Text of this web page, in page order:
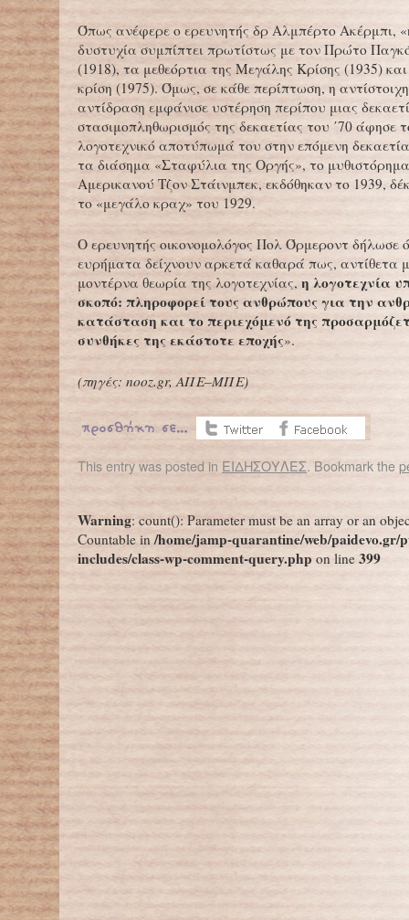
Όπως ανέφερε ο ερευνητής δρ Αλμπέρτο Ακέρμπι,
δυστυχία συμπίπτει πρωτίστως με τον Πρώτο
(1918), τα μεθεόρτια της Μεγάλης Κρίσης (1935)
κρίση (1975). Όμως, σε κάθε περίπτωση, η
αντίδραση εμφάνισε υστέρηση περίπου μιας
στασιμοπληθωρισμός της δεκαετίας του ΄70 άφησε
λογοτεχνικό αποτύπωμά του στην επόμενη
τα διάσημα «Σταφύλια της Οργής», το
Αμερικανού Τζον Στάινμπεκ, εκδόθηκαν το 1939,
το «μεγάλο κραχ» του 1929.
Ο ερευνητής οικονομολόγος Πολ Όρμεροντ δήλωσε
ευρήματα δείχνουν αρκετά καθαρά πως, αντίθετα
μοντέρνα θεωρία της λογοτεχνίας, η λογοτεχνία
σκοπό: πληροφορεί τους ανθρώπους για την
κατάσταση και το περιεχόμενό της
συνθήκες της εκάστοτε εποχής».
(πηγές: nooz.gr, ΑΠΕ–ΜΠΕ)
This entry was posted in ΕΙΔΗΣΟΥΛΕΣ. Bookmark the
←Ποιοι εγκαταλείπουν πρόωρα την εκπαίδευση και γιατί
Warning: count(): Parameter must be an array or an
Countable in/home/jamp-quarantine/web/paidevo.gr/
includes/class-wp-comment-query.php on line 399